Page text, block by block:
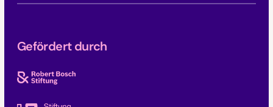
Gefördert durch